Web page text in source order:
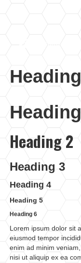
Heading
Heading 2
Heading 3
Heading 4
Heading 5
Heading 6
Lorem ipsum dolor sit
eiusmod tempor
enim ad minim
nisi ut aliquip ex ea